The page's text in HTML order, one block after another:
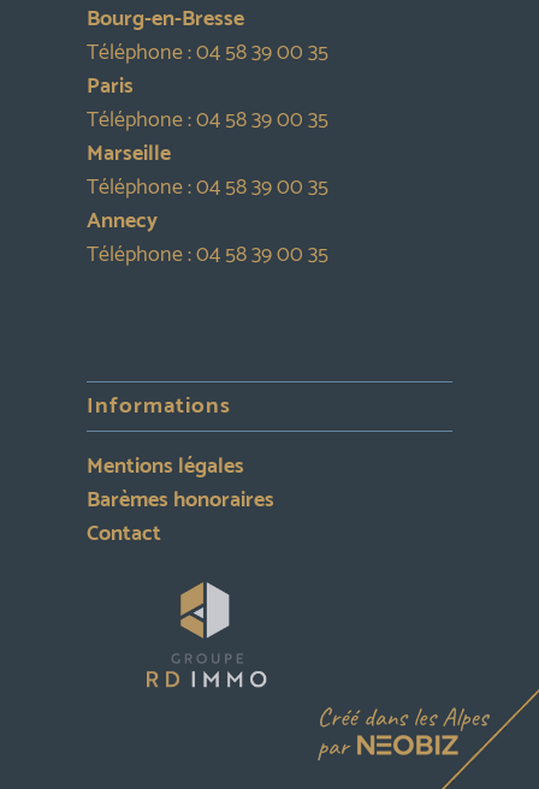
Bourg-en-Bresse
Téléphone :04 58 39 00 35
Paris
Téléphone :04 58 39 00 35
Marseille
Téléphone :04 58 39 00 35
Annecy
Téléphone :04 58 39 00 35
Informations
Mentions légales
Barèmes honoraires
Contact